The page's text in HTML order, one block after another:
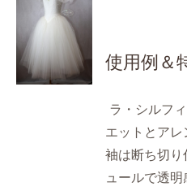
使用例＆
ラ・シルフ
エットとアレ
袖は断ち切り
ュールで透